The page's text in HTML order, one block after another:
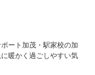
ート加茂・駅家校の加
暖かく過ごしやすい気